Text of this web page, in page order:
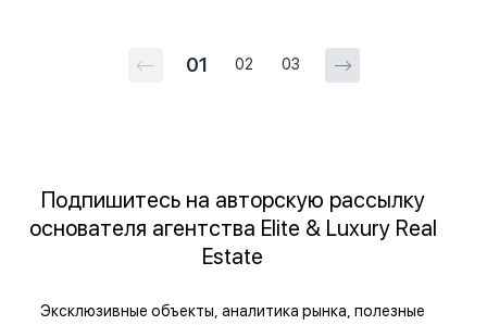
01 02 03
Подпишитесь на авторскую рассылку
основателя агентства Elite & Luxury Real
Estate
Эксклюзивные объекты, аналитика рынка, полезные